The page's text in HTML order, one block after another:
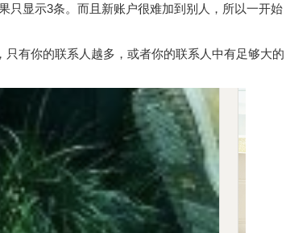
只显示3条。而且新账户很难加到别人，所以一开始
有你的联系人越多，或者你的联系人中有足够大的